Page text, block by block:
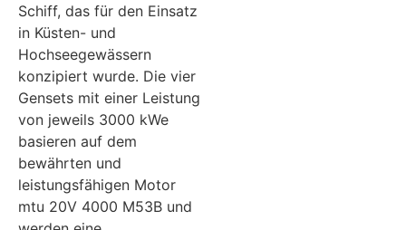
Schiff, das für den Einsatz
in Küsten- und
Hochseegewässern
konzipiert wurde. Die vier
Gensets mit einer Leistung
von jeweils 3000 kWe
basieren auf dem
bewährten und
leistungsfähigen Motor
mtu 20V 4000 M53B und